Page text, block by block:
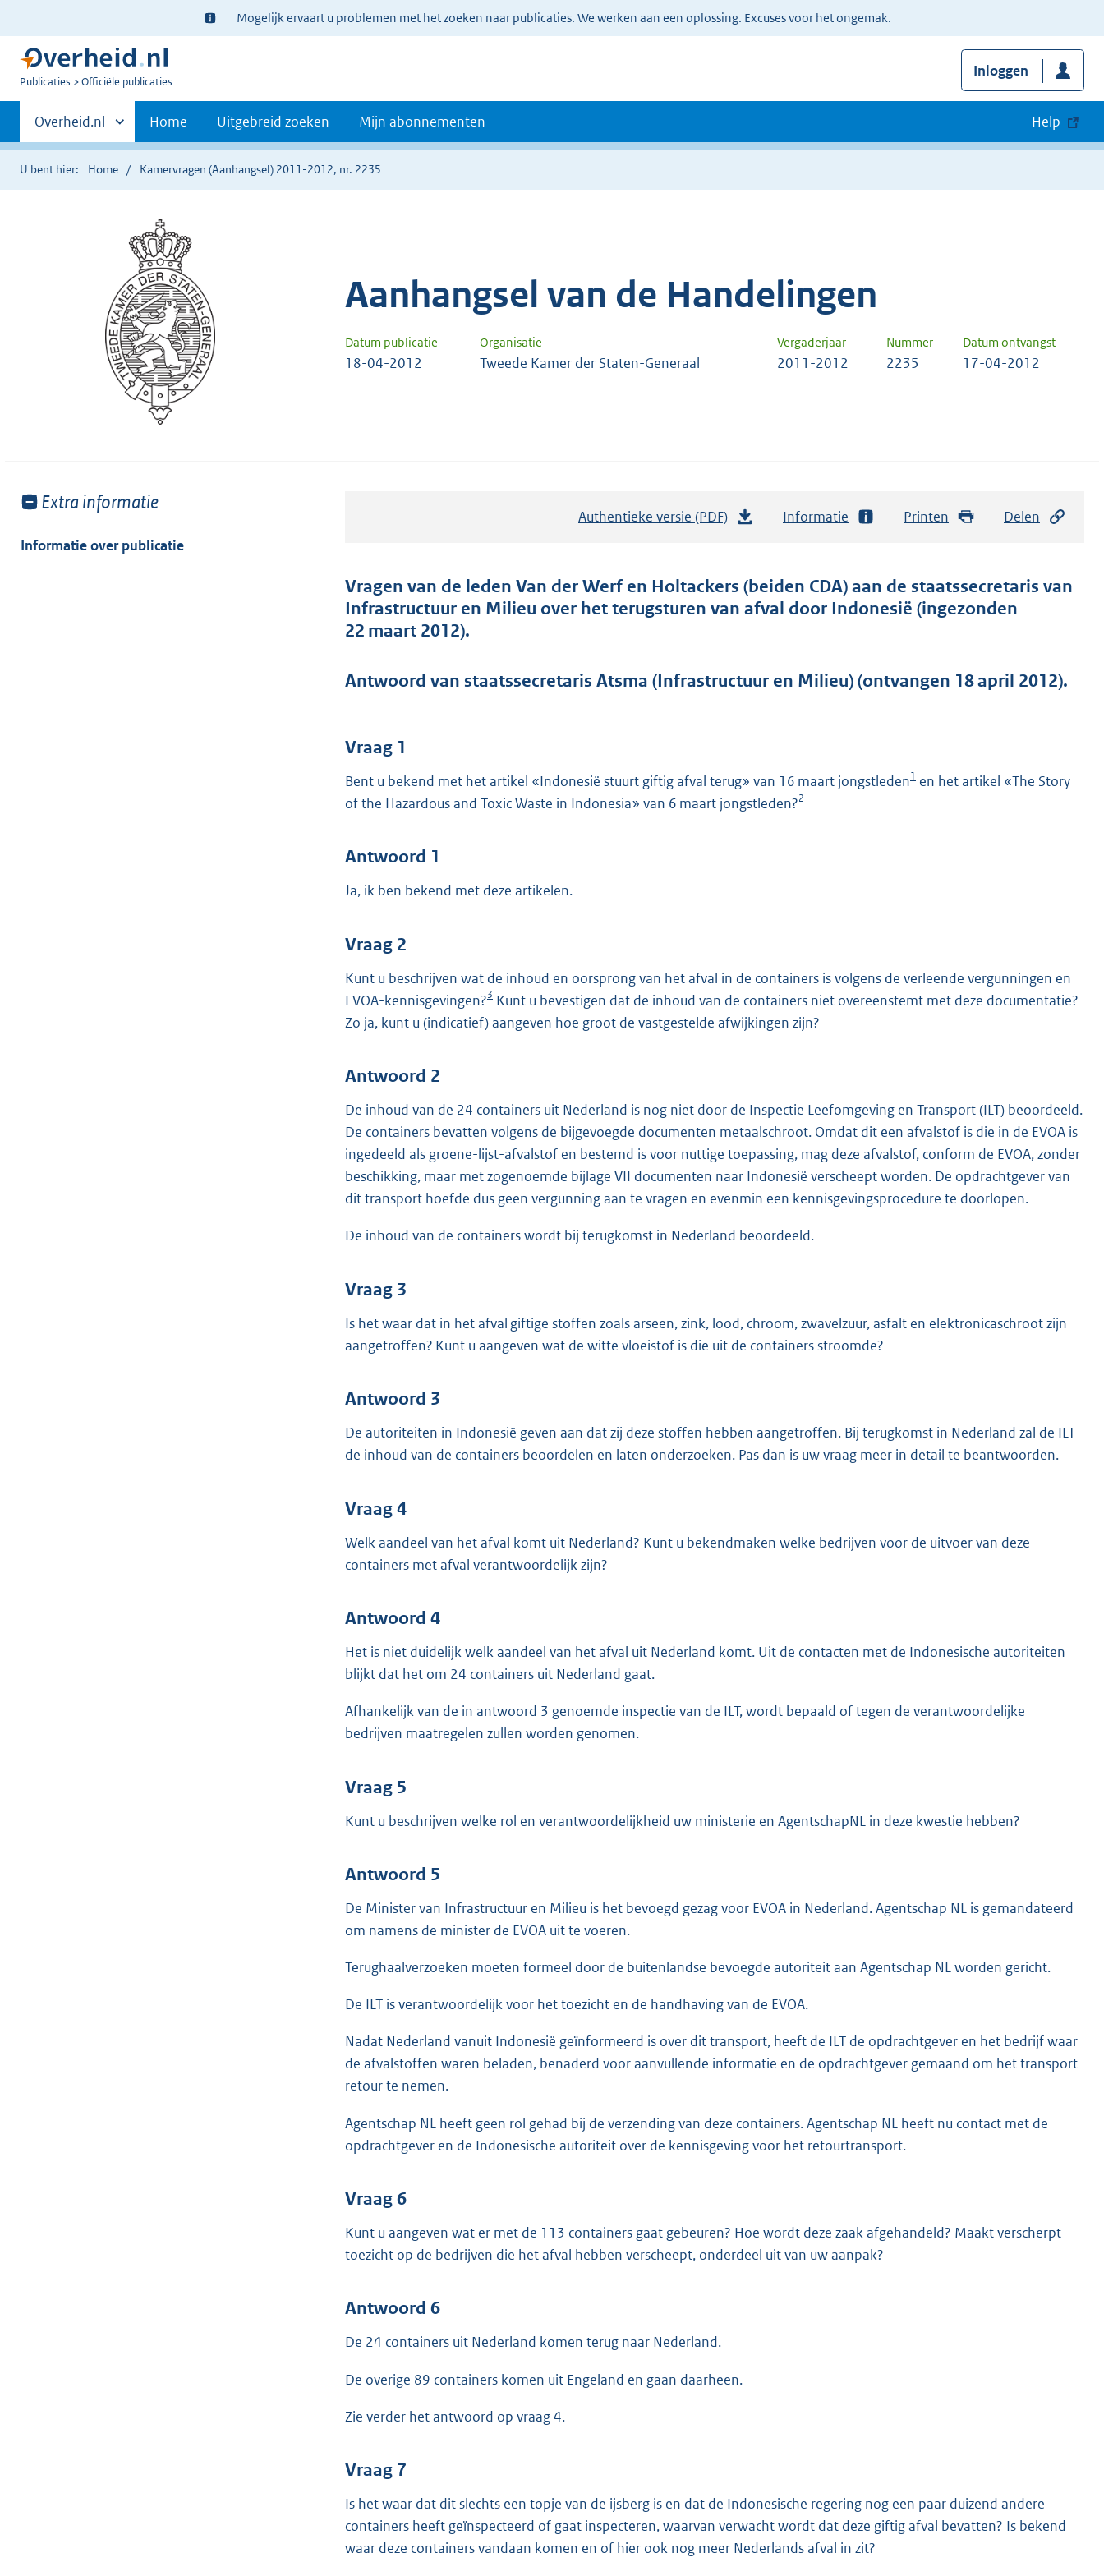
Ter
informatie:
Mogelijk ervaart u problemen met het zoeken naar publicaties. We werken aan een oplossing. Excuses voor het ongemak.
U
Publicaties Officiële publicaties
Inloggen
Primaire
navigatie
Andere
sites
binnen
Overheid.nl Home Uitgebreid zoeken Mijn abonnementen Help
U bent hier: Home Kamervragen (Aanhangsel) 2011-2012, nr. 2235
Aanhangsel van de Handelingen
Datum publicatie Organisatie Vergaderjaar Nummer Datum ontvangst
18-04-2012 Tweede Kamer der Staten-Generaal 2011-2012 2235 17-04-2012
Toon
van:
Extra informatie
Informatie over publicatie
Authentieke versie (PDF)
t
a
t
t
Informatie Printen Delen
Vragen van de leden Van der Werf en Holtackers (beiden CDA) aan de staatssecretaris van
Infrastructuur en Milieu over het terugsturen van afval door Indonesië (ingezonden
22 maart 2012).
Antwoord van staatssecretaris Atsma (Infrastructuur en Milieu) (ontvangen 18 april 2012).
Vraag 1
Bent u bekend met het artikel «Indonesië stuurt giftig afval terug» van 16 maart jongstleden1 en het artikel «The Story
of the Hazardous and Toxic Waste in Indonesia» van 6 maart jongstleden?2
Antwoord 1
Ja, ik ben bekend met deze artikelen.
Vraag 2
Kunt u beschrijven wat de inhoud en oorsprong van het afval in de containers is volgens de verleende vergunningen en
EVOA-kennisgevingen?3 Kunt u bevestigen dat de inhoud van de containers niet overeenstemt met deze documentatie?
Zo ja, kunt u (indicatief) aangeven hoe groot de vastgestelde afwijkingen zijn?
Antwoord 2
De inhoud van de 24 containers uit Nederland is nog niet door de Inspectie Leefomgeving en Transport (ILT) beoordeeld.
De containers bevatten volgens de bijgevoegde documenten metaalschroot. Omdat dit een afvalstof is die in de EVOA is
ingedeeld als groene-lijst-afvalstof en bestemd is voor nuttige toepassing, mag deze afvalstof, conform de EVOA, zonder
beschikking, maar met zogenoemde bijlage VII documenten naar Indonesië verscheept worden. De opdrachtgever van
dit transport hoefde dus geen vergunning aan te vragen en evenmin een kennisgevingsprocedure te doorlopen.
De inhoud van de containers wordt bij terugkomst in Nederland beoordeeld.
Vraag 3
Is het waar dat in het afval giftige stoffen zoals arseen, zink, lood, chroom, zwavelzuur, asfalt en elektronicaschroot zijn
aangetroffen? Kunt u aangeven wat de witte vloeistof is die uit de containers stroomde?
Antwoord 3
De autoriteiten in Indonesië geven aan dat zij deze stoffen hebben aangetroffen. Bij terugkomst in Nederland zal de ILT
de inhoud van de containers beoordelen en laten onderzoeken. Pas dan is uw vraag meer in detail te beantwoorden.
Vraag 4
Welk aandeel van het afval komt uit Nederland? Kunt u bekendmaken welke bedrijven voor de uitvoer van deze
containers met afval verantwoordelijk zijn?
Antwoord 4
Het is niet duidelijk welk aandeel van het afval uit Nederland komt. Uit de contacten met de Indonesische autoriteiten
blijkt dat het om 24 containers uit Nederland gaat.
Afhankelijk van de in antwoord 3 genoemde inspectie van de ILT, wordt bepaald of tegen de verantwoordelijke
bedrijven maatregelen zullen worden genomen.
Vraag 5
Kunt u beschrijven welke rol en verantwoordelijkheid uw ministerie en AgentschapNL in deze kwestie hebben?
Antwoord 5
De Minister van Infrastructuur en Milieu is het bevoegd gezag voor EVOA in Nederland. Agentschap NL is gemandateerd
om namens de minister de EVOA uit te voeren.
Terughaalverzoeken moeten formeel door de buitenlandse bevoegde autoriteit aan Agentschap NL worden gericht.
De ILT is verantwoordelijk voor het toezicht en de handhaving van de EVOA.
Nadat Nederland vanuit Indonesië geïnformeerd is over dit transport, heeft de ILT de opdrachtgever en het bedrijf waar
de afvalstoffen waren beladen, benaderd voor aanvullende informatie en de opdrachtgever gemaand om het transport
retour te nemen.
Agentschap NL heeft geen rol gehad bij de verzending van deze containers. Agentschap NL heeft nu contact met de
opdrachtgever en de Indonesische autoriteit over de kennisgeving voor het retourtransport.
Vraag 6
Kunt u aangeven wat er met de 113 containers gaat gebeuren? Hoe wordt deze zaak afgehandeld? Maakt verscherpt
toezicht op de bedrijven die het afval hebben verscheept, onderdeel uit van uw aanpak?
Antwoord 6
De 24 containers uit Nederland komen terug naar Nederland.
De overige 89 containers komen uit Engeland en gaan daarheen.
Zie verder het antwoord op vraag 4.
Vraag 7
Is het waar dat dit slechts een topje van de ijsberg is en dat de Indonesische regering nog een paar duizend andere
containers heeft geïnspecteerd of gaat inspecteren, waarvan verwacht wordt dat deze giftig afval bevatten? Is bekend
waar deze containers vandaan komen en of hier ook nog meer Nederlands afval in zit?